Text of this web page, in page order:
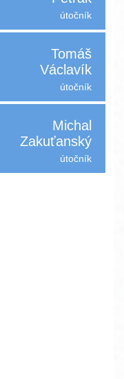
útočník
Tomáš
Václavík
útočník
Michal
Zakuťanský
útočník